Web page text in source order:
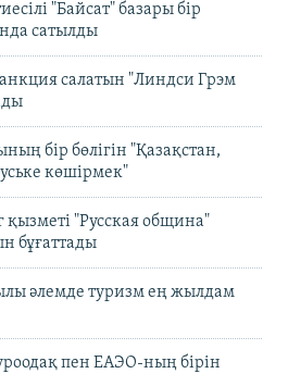
"Байсат" базары бір
сатылды
салатын "Линдси Грэм
бір бөлігін "Қазақстан,
көшірмек"
қызметі "Русская община"
бұғаттады
әлемде туризм ең жылдам
пен ЕАЭО-ның бірін